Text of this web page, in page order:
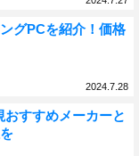
グPCを紹介！価格
2024.7.28
すすめメーカーと